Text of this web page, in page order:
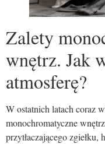
Zalety
wnętrz. Jak
atmosferę?
W ostatnich latach coraz
monochromatyczne
przytłaczającego zgiełku,